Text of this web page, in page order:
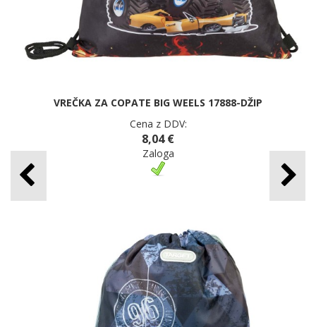
VREČKA ZA COPATE BIG WEELS 17888-DŽIP
Cena z DDV:
8,04 €
Zaloga